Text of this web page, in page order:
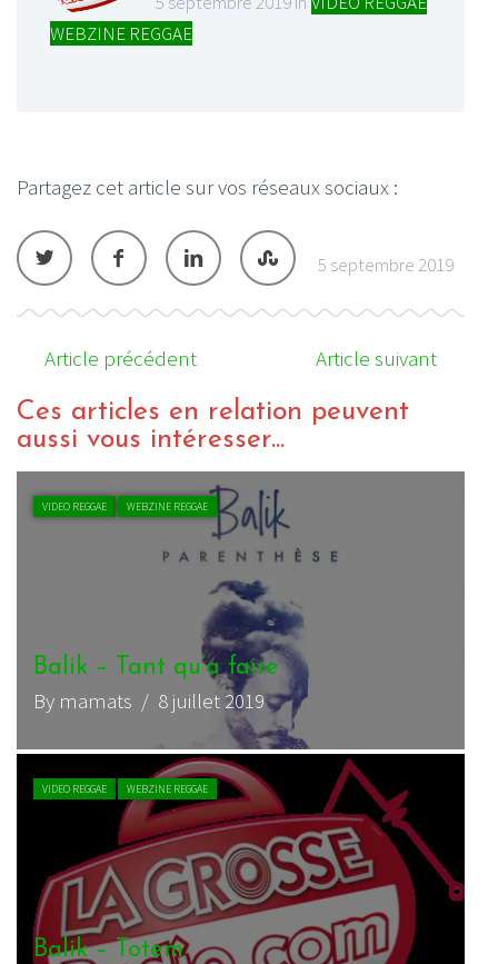
WEBZINE REGGAE
Partagez cet article sur vos réseaux sociaux :
5 septembre 2019
Article précédent Article suivant
Ces articles en relation peuvent
aussi vous intéresser...
VIDEO REGGAE WEBZINE REGGAE
Balik – Tant qu’a faire
By mamats / 8 juillet 2019
VIDEO REGGAE WEBZINE REGGAE
Balik – Totem